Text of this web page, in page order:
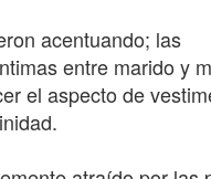
acentuando; las
entre marido y
el aspecto de